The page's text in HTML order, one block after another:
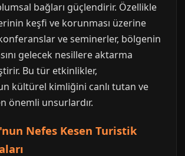
bağları güçlendirir. Özellikle
keşfi ve korunması üzerine
ve seminerler, bölgenin
gelecek nesillere aktarma
Bu tür etkinlikler,
kültürel kimliğini canlı tutan ve
önemli unsurlardır.
Nefes Kesen Turistik